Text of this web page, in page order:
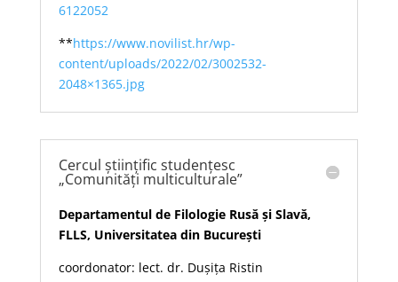
6122052
**https://www.novilist.hr/wp-
content/uploads/2022/02/3002532-
2048×1365.jpg
Cercul științific studențesc
„Comunități multiculturale”
Departamentul de Filologie Rusă și Slavă,
FLLS, Universitatea din București
coordonator: lect. dr. Dușița Ristin